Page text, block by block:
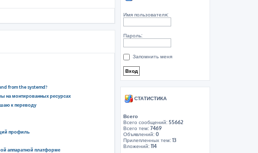
from the systemd?
на монтированных ресурсах
к переводу
профиль
аппаратной платформе
Имя пользователя:
Пароль:
Запомнить меня
СТАТИСТИКА
Всего
Всего сообщений: 55662
Всего тем: 7469
Объявлений: 0
Прилепленных тем: 13
Вложений: 114